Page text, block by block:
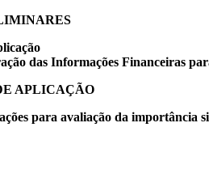
das Informações Financeiras
APLICAÇÃO
para avaliação da importância